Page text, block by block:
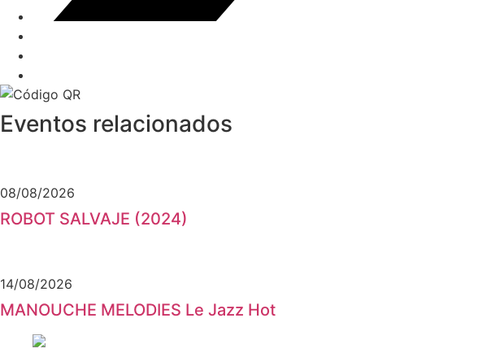
Eventos relacionados
08/08/2026
ROBOT SALVAJE (2024)
14/08/2026
MANOUCHE MELODIES Le Jazz Hot